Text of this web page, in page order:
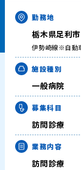
医師の求人・転職
知りたい・聞きた
転職成功事例
医師の転職マニュ
データで見る医
医師に役立つ取材
勤務地
栃木県足利市
伊勢崎線※自動
施設種別
一般病院
募集科目
訪問診療
業務内容
訪問診療